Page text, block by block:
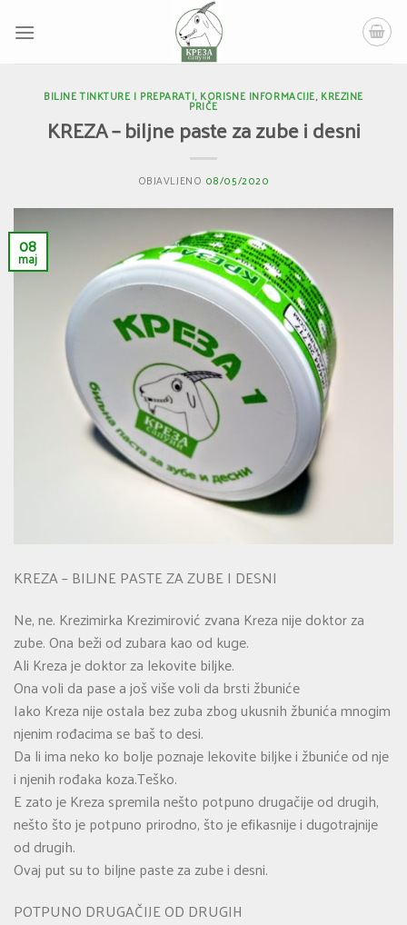
BILJNE TINKTURE I PREPARATI, KORISNE INFORMACIJE, KREZINE
PRIČE
KREZA – biljne paste za zube i desni
OBJAVLJENO 08/05/2020
08
maj
KREZA – BILJNE PASTE ZA ZUBE I DESNI
Ne, ne. Krezimirka Krezimirović zvana Kreza nije doktor za
zube. Ona beži od zubara kao od kuge.
Ali Kreza je doktor za lekovite biljke.
Ona voli da pase a još više voli da brsti žbuniće
Iako Kreza nije ostala bez zuba zbog ukusnih žbunića mnogim
njenim rođacima se baš to desi.
Da li ima neko ko bolje poznaje lekovite biljke i žbuniće od nje
i njenih rođaka koza.Teško.
E zato je Kreza spremila nešto potpuno drugačije od drugih,
nešto što je potpuno prirodno, što je efikasnije i dugotrajnije
od drugih.
Ovaj put su to biljne paste za zube i desni.
POTPUNO DRUGAČIJE OD DRUGIH